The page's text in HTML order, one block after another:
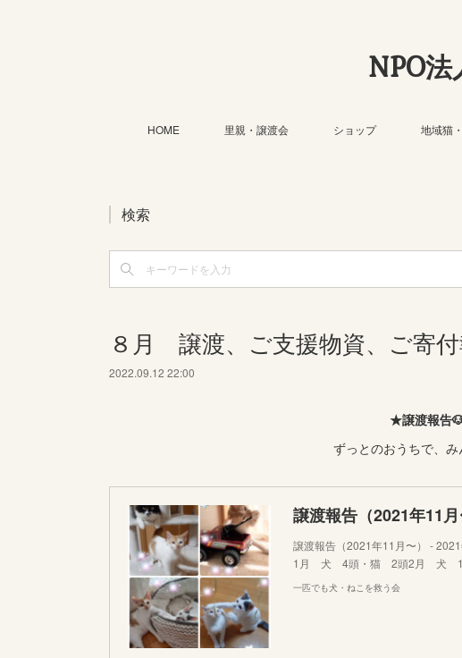
NPO
HOME 里親・譲渡会 ショップ 地域猫
検索
８月 譲渡、ご支援物資、ご寄
2022.09.12 22:00
★譲渡報告
ずっとのおうちで、
譲渡報告（2021年11月
譲渡報告（2021年11月〜） -
1月 犬 4頭・猫 2頭2月 犬
一匹でも犬・ねこを救う会